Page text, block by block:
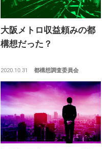
大阪メトロ収益頼みの都
構想だった？
都構想調査委員会
2020.10.31